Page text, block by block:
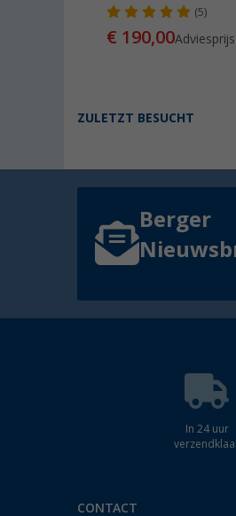
(5)
€ 190,00
ZULETZT BESUCHT
Berger
In 24 uur
CONTACT